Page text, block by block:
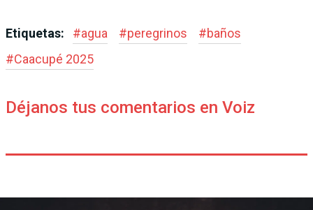
Etiquetas: #agua #peregrinos #baños
#Caacupé 2025
Déjanos tus comentarios en Voiz